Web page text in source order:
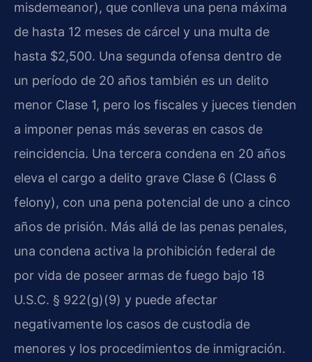
misdemeanor), que conlleva una pena máxima
de hasta 12 meses de cárcel y una multa de
hasta $2,500. Una segunda ofensa dentro de
un período de 20 años también es un delito
menor Clase 1, pero los fiscales y jueces tienden
a imponer penas más severas en casos de
reincidencia. Una tercera condena en 20 años
eleva el cargo a delito grave Clase 6 (Class 6
felony), con una pena potencial de uno a cinco
años de prisión. Más allá de las penas penales,
una condena activa la prohibición federal de
por vida de poseer armas de fuego bajo 18
U.S.C. § 922(g)(9) y puede afectar
negativamente los casos de custodia de
menores y los procedimientos de inmigración.